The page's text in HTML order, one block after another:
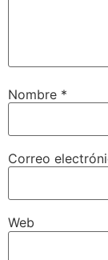
Nombre *
Correo
Web